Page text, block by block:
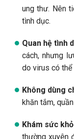
ung thư. Nên
tình dục.
Quan hệ tình
cách, nhưng
do virus có thể
Không dùng
khăn tắm,
Khám sức
thường xuyên